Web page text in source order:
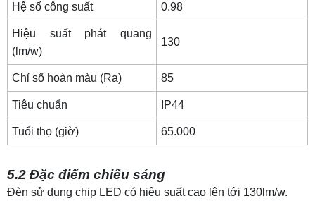
Hệ số công suất 0.98
Hiệu suất phát quang
(lm/w)
130
Chỉ số hoàn màu (Ra) 85
Tiêu chuẩn IP44
Tuổi thọ (giờ) 65.000
5.2 Đặc điểm chiếu sáng
Đèn sử dụng chip LED có hiệu suất cao lên tới 130lm/w.